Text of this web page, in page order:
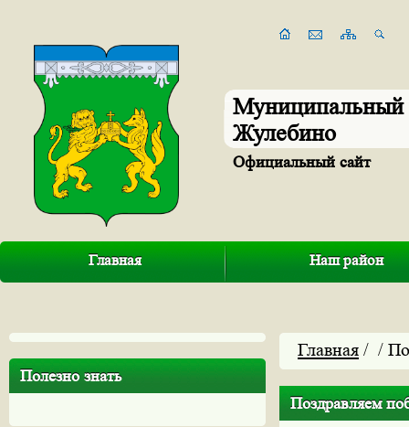
Муниципальный
Жулебино
Официальный сайт
Главная Наш район
Полезно знать
Главная / /
Поздравляем